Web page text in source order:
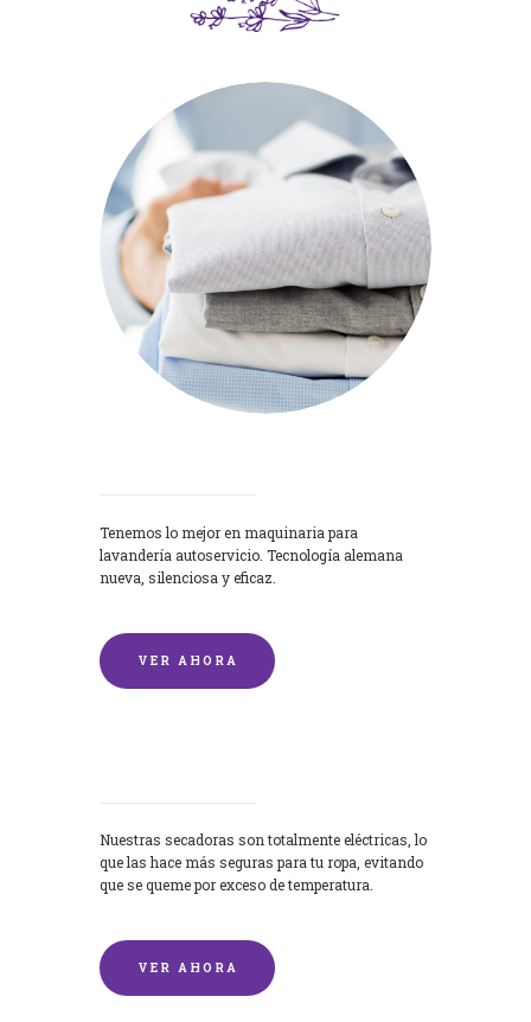
Tenemos lo mejor en maquinaria para
lavandería autoservicio. Tecnología alemana
nueva, silenciosa y eficaz.
VER AHORA
Nuestras secadoras son totalmente eléctricas, lo
que las hace más seguras para tu ropa, evitando
que se queme por exceso de temperatura.
VER AHORA